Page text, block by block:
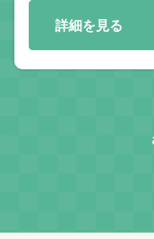
詳細を見る